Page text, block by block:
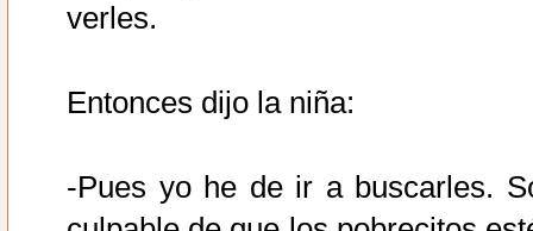
verles.
Entonces dijo la niña:
-Pues yo he de ir a buscarles.